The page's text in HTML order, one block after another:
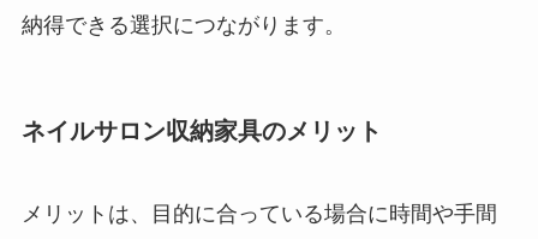
納得できる選択につながります。
ネイルサロン収納家具のメリット
メリットは、目的に合っている場合に時間や手間